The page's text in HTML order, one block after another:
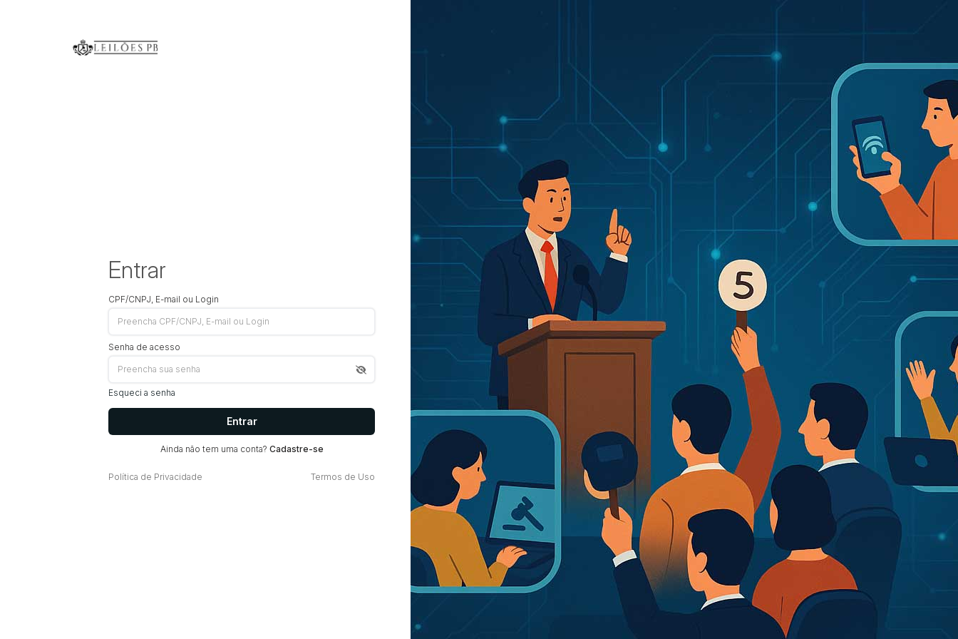
Entrar
CPF/CNPJ, E-mail ou Login
Senha de acesso
Esqueci a senha
Entrar
Ainda não tem uma conta? Cadastre-se
Política de Privacidade Termos de Uso